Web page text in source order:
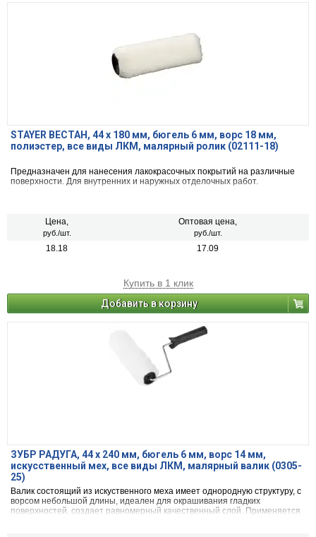
STAYER ВЕСТАН, 44 x 180 мм, бюгель 6 мм, ворс 18 мм,
полиэстер, все виды ЛКМ, малярный ролик (02111-18)
Предназначен для нанесения лакокрасочных покрытий на различные
поверхности. Для внутренних и наружных отделочных работ.
Цена,
руб./шт.
Оптовая цена,
руб./шт.
18.18 17.09
Купить в 1 клик
Добавить в корзину
ЗУБР РАДУГА, 44 х 240 мм, бюгель 6 мм, ворс 14 мм,
искусственный мех, все виды ЛКМ, малярный валик (0305-
25)
Валик состоящий из искуственного меха имеет однородную структуру, с
ворсом небольшой длины, идеален для окрашивания гладких
поверхностей, создает равномерный качественный слой. Применяется